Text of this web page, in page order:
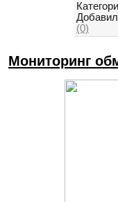
(0)
Мониторинг